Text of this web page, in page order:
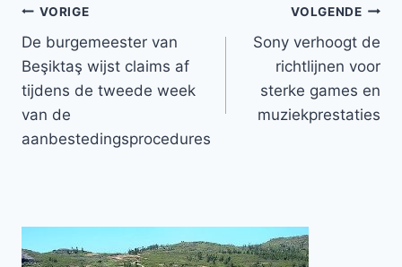
Bericht
navigatie
VORIGE
De burgemeester van
Beşiktaş wijst claims af
tijdens de tweede week
van de
aanbestedingsprocedures
VOLGENDE
Sony verhoogt de
richtlijnen voor
sterke games en
muziekprestaties